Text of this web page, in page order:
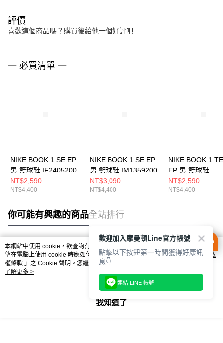
評價
喜歡這個商品嗎？購買後給他一個好評吧
一 必買清單 一
NIKE BOOK 1 SE EP
男 籃球鞋 IF2405200
NT$2,590
NT$4,400
NIKE BOOK 1 SE EP
男 籃球鞋 IM1359200
NT$3,090
NT$4,400
NIKE BOOK 1
EP 男 籃球鞋
IB8053800
NT$2,590
NT$4,400
你可能有興趣的商品全站排行
熱門標籤
本網站中使用 cookie，欲查詢有關本網站使用 cookie 方式之詳情，及若您不希
望在電腦上使用 cookie 時應如何變更電腦的 cookie 設定，請參閱本網站「
隱私
權條款 」之 Cookie 聲明。您繼續使用本網站即表示您同意本公司得按本網站使
用條款之 Cookie 聲明使用 cookie。
了解更多 >
我知道了
歡迎加入摩曼頓Line官方帳號
點擊以下按鈕第一時間獲得好康訊
息👇
連結 LINE 帳號